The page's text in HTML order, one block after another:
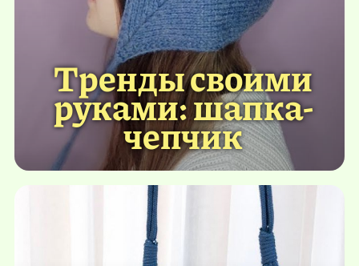
Тренды своими
руками: шапка-
чепчик